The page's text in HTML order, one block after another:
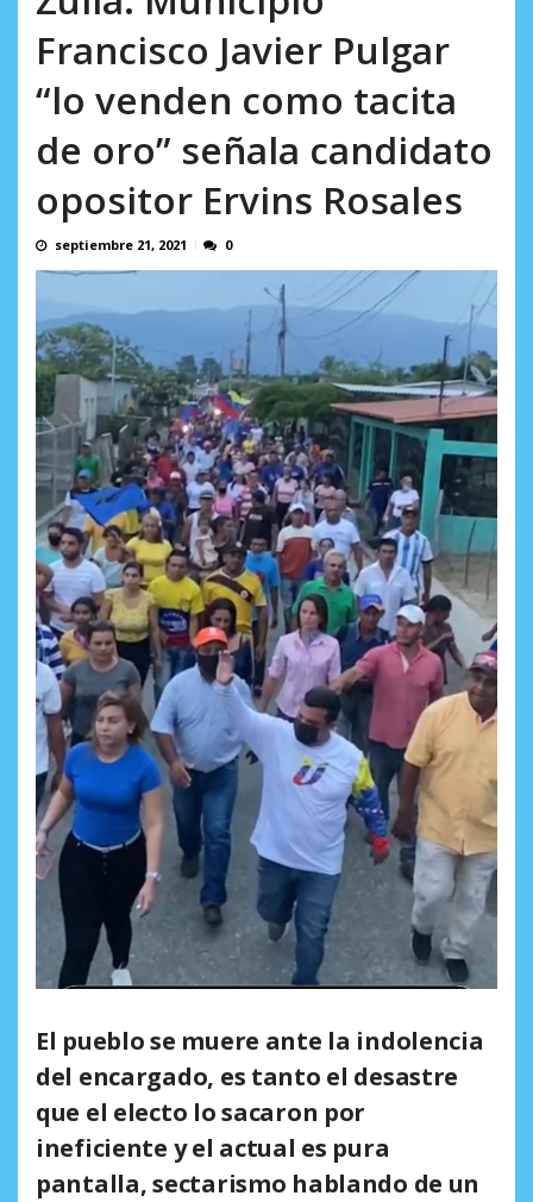
Francisco Javier Pulgar
“lo venden como tacita
de oro” señala candidato
opositor Ervins Rosales
septiembre 21, 2021 0
El pueblo se muere ante la indolencia
del encargado, es tanto el desastre
que el electo lo sacaron por
ineficiente y el actual es pura
pantalla, sectarismo hablando de un